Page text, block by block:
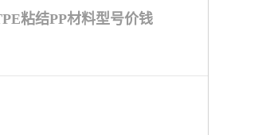
粘结PP材料型号价钱